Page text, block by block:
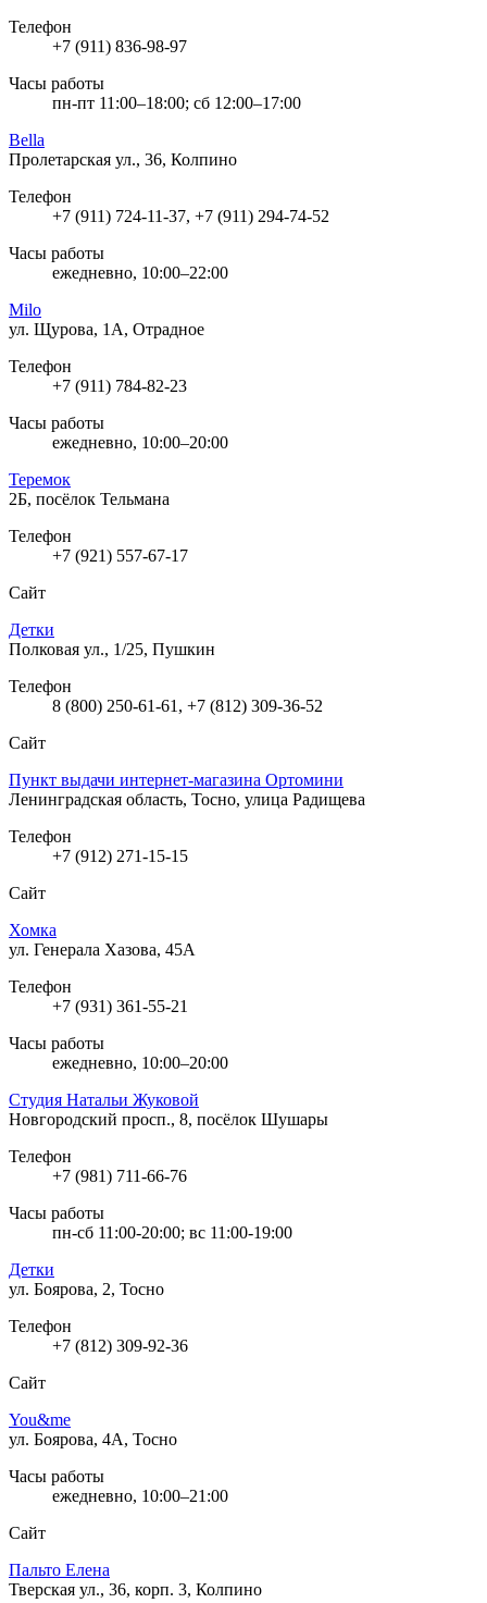
Телефон
+7 (911) 836-98-97
Часы работы
пн-пт 11:00–18:00; сб 12:00–17:00
Bella
Пролетарская ул., 36, Колпино
Телефон
+7 (911) 724-11-37, +7 (911) 294-74-52
Часы работы
ежедневно, 10:00–22:00
Milo
ул. Щурова, 1А, Отрадное
Телефон
+7 (911) 784-82-23
Часы работы
ежедневно, 10:00–20:00
Теремок
2Б, посёлок Тельмана
Телефон
+7 (921) 557-67-17
Сайт
Детки
Полковая ул., 1/25, Пушкин
Телефон
8 (800) 250-61-61, +7 (812) 309-36-52
Сайт
Пункт выдачи интернет-магазина Ортомини
Ленинградская область, Тосно, улица Радищева
Телефон
+7 (912) 271-15-15
Сайт
Хомка
ул. Генерала Хазова, 45А
Телефон
+7 (931) 361-55-21
Часы работы
ежедневно, 10:00–20:00
Студия Натальи Жуковой
Новгородский просп., 8, посёлок Шушары
Телефон
+7 (981) 711-66-76
Часы работы
пн-сб 11:00-20:00; вс 11:00-19:00
Детки
ул. Боярова, 2, Тосно
Телефон
+7 (812) 309-92-36
Сайт
You&me
ул. Боярова, 4А, Тосно
Часы работы
ежедневно, 10:00–21:00
Сайт
Пальто Елена
Тверская ул., 36, корп. 3, Колпино